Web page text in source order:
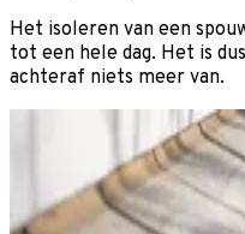
Het isoleren van een
tot een hele dag. Het is
achteraf niets meer van.